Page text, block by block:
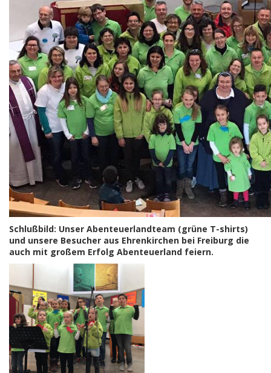
Schlußbild: Unser Abenteuerlandteam (grüne T-shirts)
und unsere Besucher aus Ehrenkirchen bei Freiburg die
auch mit großem Erfolg Abenteuerland feiern.